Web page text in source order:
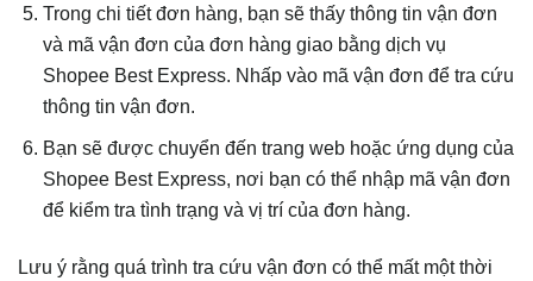
Trong chi tiết đơn hàng, bạn sẽ thấy thông tin vận đơn
và mã vận đơn của đơn hàng giao bằng dịch vụ
Shopee Best Express. Nhấp vào mã vận đơn để tra cứu
thông tin vận đơn.
Bạn sẽ được chuyển đến trang web hoặc ứng dụng của
Shopee Best Express, nơi bạn có thể nhập mã vận đơn
để kiểm tra tình trạng và vị trí của đơn hàng.
Lưu ý rằng quá trình tra cứu vận đơn có thể mất một thời